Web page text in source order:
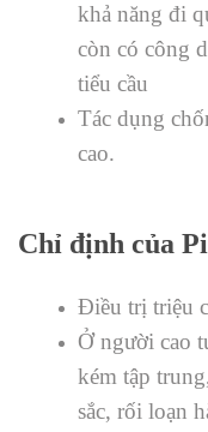
khả năng đi
còn có công
tiểu cầu
Tác dụng
cao.
Chỉ định của
Ðiều trị triệu
Ở người cao
kém tập
sắc, rối loạn